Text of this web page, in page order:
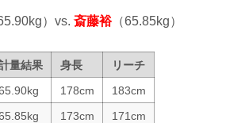
65.90kg）vs.斎藤裕（65.85kg）
量結果 身長
リーチ
178cm
183cm
173cm
171cm